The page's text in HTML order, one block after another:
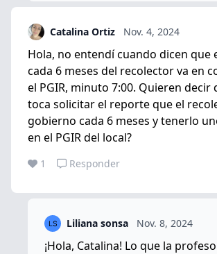
Catalina Ortiz Nov. 4, 2024
Hola, no entendí cuando dicen que
cada 6 meses del recolector va en
el PGIR, minuto 7:00. Quieren decir
toca solicitar el reporte que el
gobierno cada 6 meses y tenerlo
en el PGIR del local?
1 Responder
Liliana sonsa Nov. 8, 2024
¡Hola, Catalina! Lo que la